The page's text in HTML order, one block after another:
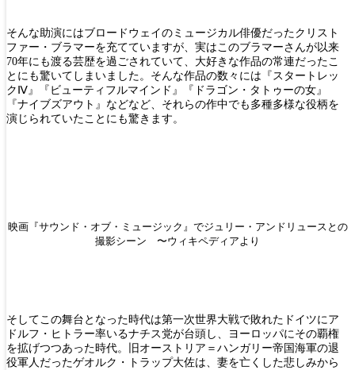
そんな助演にはブロードウェイのミュージカル俳優だったクリスト
ファー・ブラマーを充てていますが、実はこのブラマーさんが以来
70年にも渡る芸歴を過ごされていて、大好きな作品の常連だったこ
とにも驚いてしまいました。そんな作品の数々には『スタートレッ
クⅣ』『ビューティフルマインド』『ドラゴン・タトゥーの女』
『ナイブズアウト』などなど、それらの作中でも多種多様な役柄を
演じられていたことにも驚きます。
映画『サウンド・オブ・ミュージック』でジュリー・アンドリュースとの
撮影シーン 〜ウィキペディアより
そしてこの舞台となった時代は第一次世界大戦で敗れたドイツにア
ドルフ・ヒトラー率いるナチス党が台頭し、ヨーロッパにその覇権
を拡げつつあった時代。旧オーストリア＝ハンガリー帝国海軍の退
役軍人だったゲオルク・トラップ大佐は、妻を亡くした悲しみから